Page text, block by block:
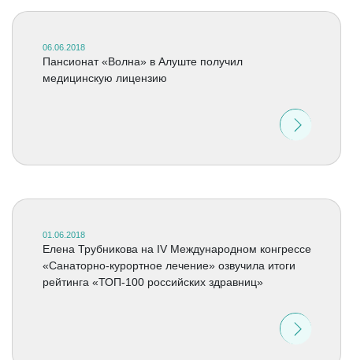
06.06.2018
Пансионат «Волна» в Алуште получил
медицинскую лицензию
01.06.2018
Елена Трубникова на IV Международном конгрессе
«Санаторно-курортное лечение» озвучила итоги
рейтинга «ТОП-100 российских здравниц»